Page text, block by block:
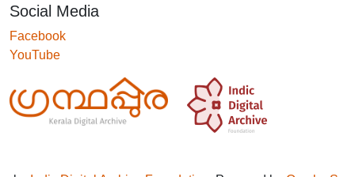
Social Media
Facebook
YouTube